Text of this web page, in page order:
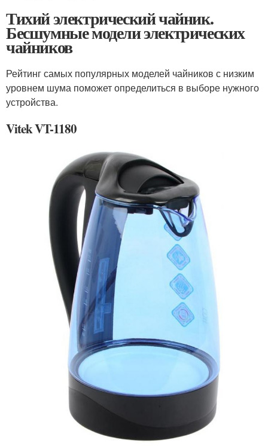
Тихий электрический чайник.
Бесшумные модели электрических
чайников
Рейтинг самых популярных моделей чайников с низким
уровнем шума поможет определиться в выборе нужного
устройства.
Vitek VT-1180